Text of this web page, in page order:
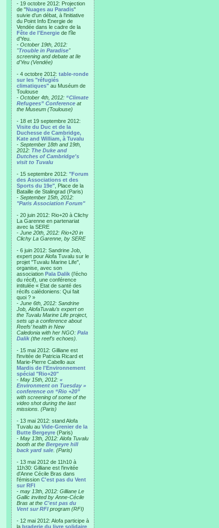
- 19 octobre 2012: Projection
de "Nuages au Paradis"
suivie d'un débat, à l'initiative
du Point Info Energie de
Vendée dans le cadre de la
Fête de l'Energie de l'île
d'Yeu.
- October 19th, 2012:
"Trouble in Paradise"
screening and debate at Ile
d'Yeu (Vendée)
- 4 octobre 2012: table-ronde
sur les "réfugiés
climatiques" au Muséum de
Toulouse
- October 4th, 2012: “Climate
Refugees” Conference at
the Museum (Toulouse)
- 18 et 19 septembre 2012:
Visite du Duc et de la
Duchesse de Cambridge,
Kate and William, à Tuvalu
- September 18th and 19th,
2012: The Duke and
Dutches of Cambridge's
visit to Tuvalu
- 15 septembre 2012: "Forum
des Associations et des
Sports du 19e" , Place de la
Bataille de Stalingrad (Paris)
- September 15th, 2012:
"Paris Association Forum"
- 20 juin 2012: Rio+20 à Clichy
La Garenne en partenariat
avec la SERE
- June 20th, 2012: Rio+20 in
Clichy La Garenne, by SERE
- 6 juin 2012: Sandrine Job,
expert pour Alofa Tuvalu sur le
projet "Tuvalu Marine Life",
organise, avec son
association Pala Dalik (l’écho
du récif), une conférence
intitulée « Etat de santé des
récifs calédoniens: Qui fait
quoi ? »
- June 6th, 2012: Sandrine
Job, AlofaTuvalu’s expert on
the Tuvalu Marine Life project,
sets up a conference about
Reefs’ health in New
Caledonia with her NGO: Pala
Dalik (the reef’s echoes).
- 15 mai 2012: Gilliane est
l'invitée de Patricia Ricard et
Marie-Pierre Cabello aux
Mardis de l'Environnement
spécial "Rio+20"
- May 15th, 2012: «
Environment on Tuesday »
conference on “Rio +20”
with screening of some of the
video shot during the last
missions. (Paris)
- 13 mai 2012: stand Alofa
Tuvalu au Vide-Grenier de la
Butte Bergeyre (Paris)
- May 13th, 2012: Alofa Tuvalu
booth at the Bergeyre hill
back yard sale . (Paris)
- 13 mai 2012 de 11h10 à
11h30: Gilliane est l'invitée
d'Anne Cécile Bras dans
l'émission C'est pas du Vent
sur RFI
- may 13th, 2012: Gilliane Le
Gallic invited by Anne-Cécile
Bras at the C'est pas du
Vent sur RFI program (RFI)
- 12 mai 2012: Alofa participe à
la braderie du livre solidaire